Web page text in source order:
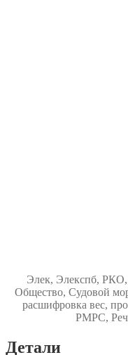
Элек, Элекспб, РКО,
Общество, Судовой
расшифровка вес,
РМРС,
Детали